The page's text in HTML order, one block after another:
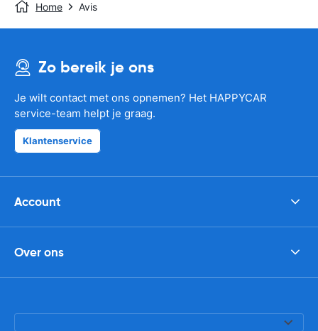
Home Avis
Zo bereik je ons
Je wilt contact met ons opnemen? Het HAPPYCAR
service-team helpt je graag.
Klantenservice
Account
Over ons